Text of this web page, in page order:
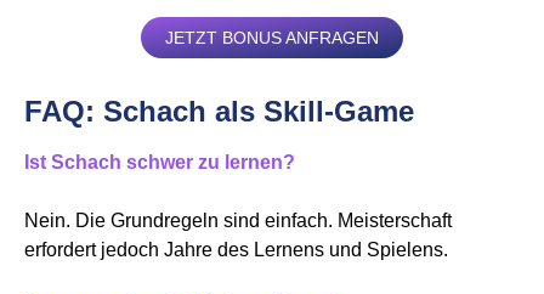
JETZT BONUS ANFRAGEN
FAQ: Schach als Skill-Game
Ist Schach schwer zu lernen?
Nein. Die Grundregeln sind einfach. Meisterschaft
erfordert jedoch Jahre des Lernens und Spielens.